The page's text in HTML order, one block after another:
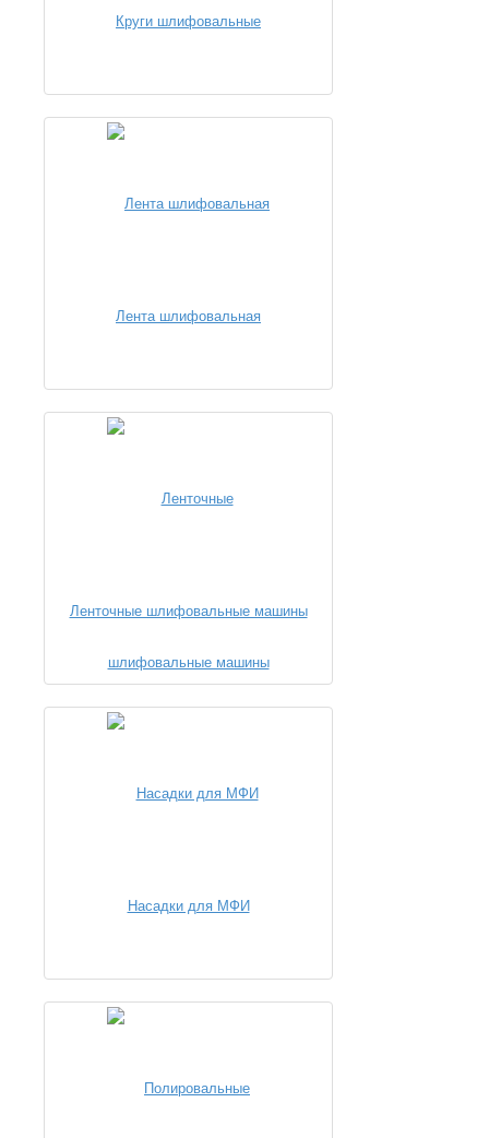
Круги шлифовальные
Лента шлифовальная
Ленточные шлифовальные машины
Насадки для МФИ